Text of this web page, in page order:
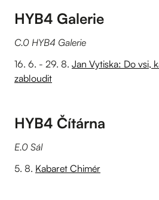
HYB4 Galerie
C.0 HYB4 Galerie
16. 6. - 29. 8. Jan Vytiska: Do vsi,
zabloudit
HYB4 Čítárna
E.0 Sál
5. 8. Kabaret Chimér